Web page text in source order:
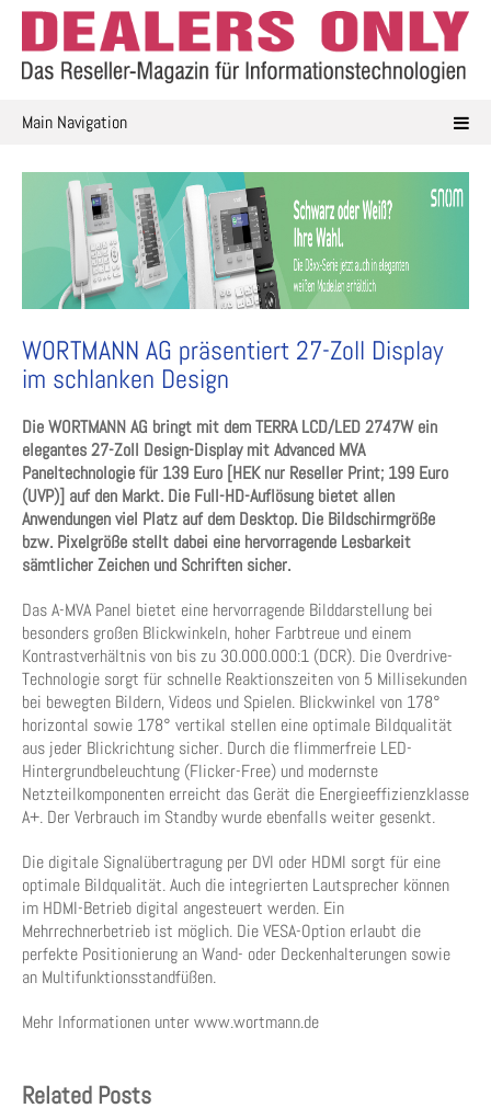
Skip
content
Main Navigation
WORTMANN AG präsentiert 27-Zoll Display
im schlanken Design
Die WORTMANN AG bringt mit dem TERRA LCD/LED 2747W ein
elegantes 27-Zoll Design-Display mit Advanced MVA
Paneltechnologie für 139 Euro [HEK nur Reseller Print; 199 Euro
(UVP)] auf den Markt. Die Full-HD-Auflösung bietet allen
Anwendungen viel Platz auf dem Desktop. Die Bildschirmgröße
bzw. Pixelgröße stellt dabei eine hervorragende Lesbarkeit
sämtlicher Zeichen und Schriften sicher.
Das A-MVA Panel bietet eine hervorragende Bilddarstellung bei
besonders großen Blickwinkeln, hoher Farbtreue und einem
Kontrastverhältnis von bis zu 30.000.000:1 (DCR). Die Overdrive-
Technologie sorgt für schnelle Reaktionszeiten von 5 Millisekunden
bei bewegten Bildern, Videos und Spielen. Blickwinkel von 178°
horizontal sowie 178° vertikal stellen eine optimale Bildqualität
aus jeder Blickrichtung sicher. Durch die flimmerfreie LED-
Hintergrundbeleuchtung (Flicker-Free) und modernste
Netzteilkomponenten erreicht das Gerät die Energieeffizienzklasse
A+. Der Verbrauch im Standby wurde ebenfalls weiter gesenkt.
Die digitale Signalübertragung per DVI oder HDMI sorgt für eine
optimale Bildqualität. Auch die integrierten Lautsprecher können
im HDMI-Betrieb digital angesteuert werden. Ein
Mehrrechnerbetrieb ist möglich. Die VESA-Option erlaubt die
perfekte Positionierung an Wand- oder Deckenhalterungen sowie
an Multifunktionsstandfüßen.
Mehr Informationen unter www.wortmann.de
Related Posts